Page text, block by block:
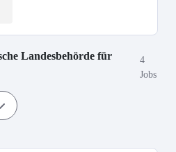
Landesbehörde für
4
Jobs